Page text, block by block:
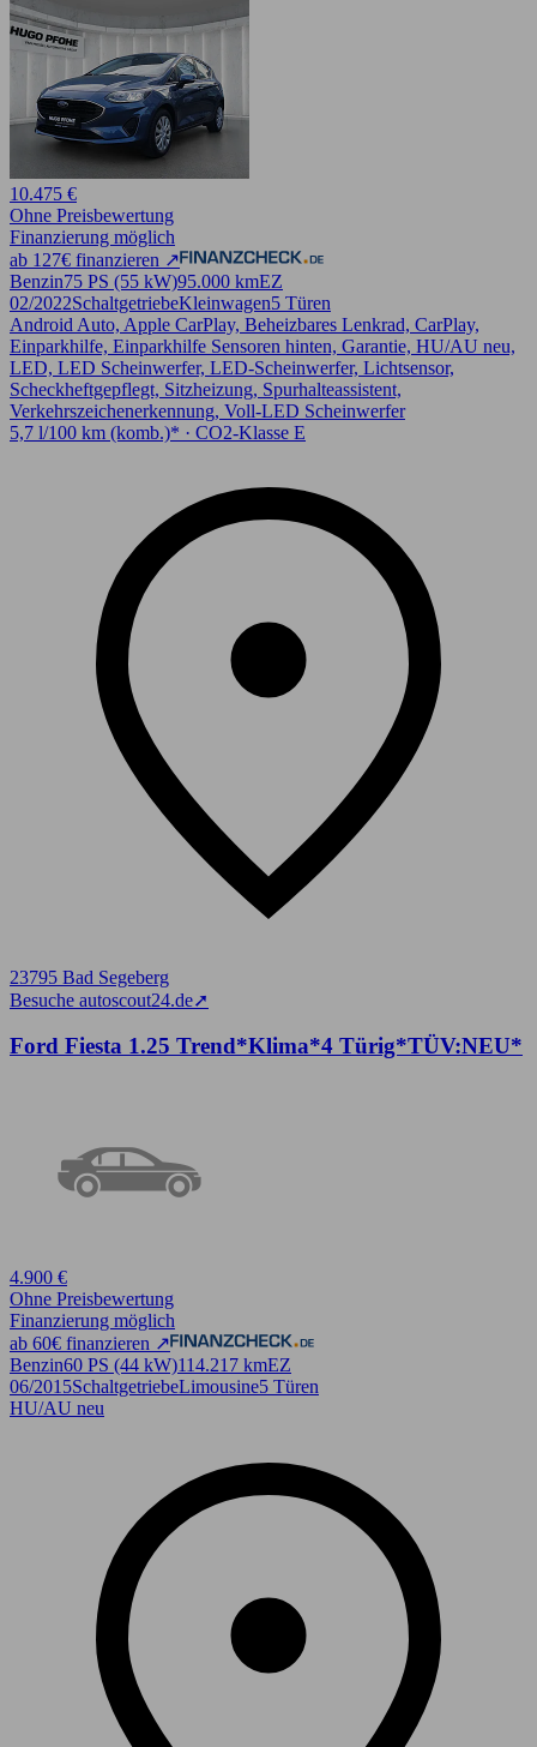
10.475 €
Ohne Preisbewertung
Finanzierung möglich
ab 127€ finanzieren ↗
Benzin75 PS (55 kW)95.000 kmEZ
02/2022SchaltgetriebeKleinwagen5 Türen
Android Auto, Apple CarPlay, Beheizbares Lenkrad, CarPlay,
Einparkhilfe, Einparkhilfe Sensoren hinten, Garantie, HU/AU neu,
LED, LED Scheinwerfer, LED-Scheinwerfer, Lichtsensor,
Scheckheftgepflegt, Sitzheizung, Spurhalteassistent,
Verkehrszeichenerkennung, Voll-LED Scheinwerfer
5,7 l/100 km (komb.)* · CO2-Klasse E
23795 Bad Segeberg
Besuche autoscout24.de➚
Ford Fiesta 1.25 Trend*Klima*4 Türig*TÜV:NEU*
4.900 €
Ohne Preisbewertung
Finanzierung möglich
ab 60€ finanzieren ↗
Benzin60 PS (44 kW)114.217 kmEZ
06/2015SchaltgetriebeLimousine5 Türen
HU/AU neu